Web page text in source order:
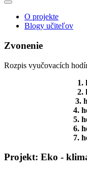
O projekte
Blogy učiteľov
Zvonenie
Rozpis vyučovacích
1.
2.
3.
4.
5.
6.
7.
Projekt: Eko -